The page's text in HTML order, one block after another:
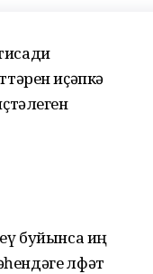
иҫәпкә
буйынса иң
Өлфәт